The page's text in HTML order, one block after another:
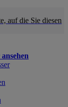
auf die Sie diesen